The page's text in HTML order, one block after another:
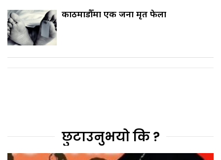
काठमाडौँमा एक जना मृत फेला
छुटाउनुभयो कि ?